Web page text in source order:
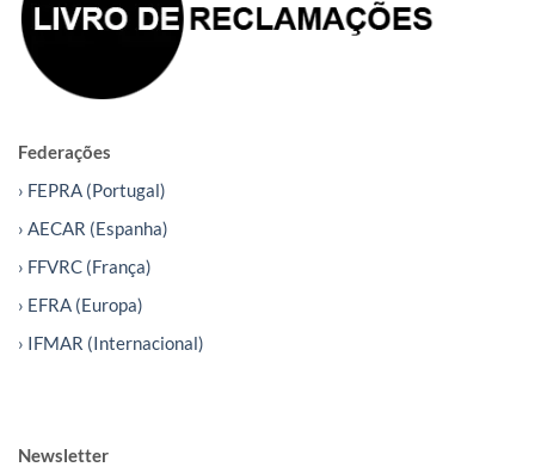
Federações
› FEPRA (Portugal)
› AECAR (Espanha)
› FFVRC (França)
› EFRA (Europa)
› IFMAR (Internacional)
Newsletter